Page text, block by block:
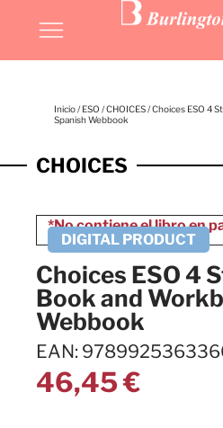
Inicio/ ESO /CHOICES/ Choices ESO 4
Spanish Webbook
CHOICES
Choices ESO 4
Book and
Webbook
EAN:
46,45€